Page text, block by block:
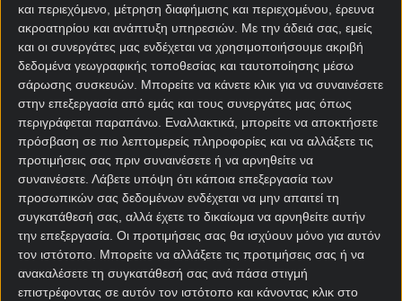
και περιεχόμενο, μέτρηση διαφήμισης και περιεχομένου, έρευνα
ακροατηρίου και ανάπτυξη υπηρεσιών. Με την άδειά σας, εμείς
και οι συνεργάτες μας ενδέχεται να χρησιμοποιήσουμε ακριβή
δεδομένα γεωγραφικής τοποθεσίας και ταυτοποίησης μέσω
σάρωσης συσκευών. Μπορείτε να κάνετε κλικ για να συναινέσετε
στην επεξεργασία από εμάς και τους συνεργάτες μας όπως
περιγράφεται παραπάνω. Εναλλακτικά, μπορείτε να αποκτήσετε
πρόσβαση σε πιο λεπτομερείς πληροφορίες και να αλλάξετε τις
προτιμήσεις σας πριν συναινέσετε ή να αρνηθείτε να
συναινέσετε. Λάβετε υπόψη ότι κάποια επεξεργασία των
προσωπικών σας δεδομένων ενδέχεται να μην απαιτεί τη
συγκατάθεσή σας, αλλά έχετε το δικαίωμα να αρνηθείτε αυτήν
την επεξεργασία. Οι προτιμήσεις σας θα ισχύουν μόνο για αυτόν
τον ιστότοπο. Μπορείτε να αλλάξετε τις προτιμήσεις σας ή να
ανακαλέσετε τη συγκατάθεσή σας ανά πάσα στιγμή
επιστρέφοντας σε αυτόν τον ιστότοπο και κάνοντας κλικ στο
Υπάρχουν πλέον τέσσερα βαριά χαρτιά αλλά και
τέσσερα θεωρητικά αουτσάιντερ. Αν μάλιστα δούμε
ότι Βέλγιο και Ιταλία κοντράρονται μεταξύ τους,
τότε οι πιθανότητες να μην καταλήξει ο τίτλος σε
μια βαριά φανέλα, αυξάνονται! Παράλληλα οι
πιθανότητες να δούμε μια ακόμη έκπληξη είναι
μεγάλες.
Μετά τις επιτυχίες που σημείωσαν Τσεχία και
Ελβετία καμία από τις Ισπανία και Αγγλία δεν μπορεί
να νιώθει σιγουριά και ας εμφανίζεται ως φαβορί
στις αποδόσεις. Δεν υπολογίζω μέσα στα δυνατά
φαβορί τη Δανία αφού μπορεί να αποτελεί μια
εξαιρετική ομάδα αλλά δεν συγκαταλέγεται στις